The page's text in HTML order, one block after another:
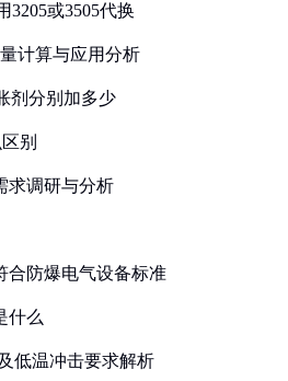
3205或3505代换
计算与应用分析
剂分别加多少
别
求调研与分析
合防爆电气设备标准
什么
低温冲击要求解析